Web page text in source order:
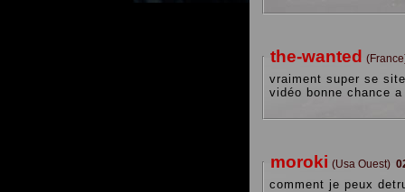
the-wanted
vraiment super se
moroki (Usa Ouest)
comment je peux